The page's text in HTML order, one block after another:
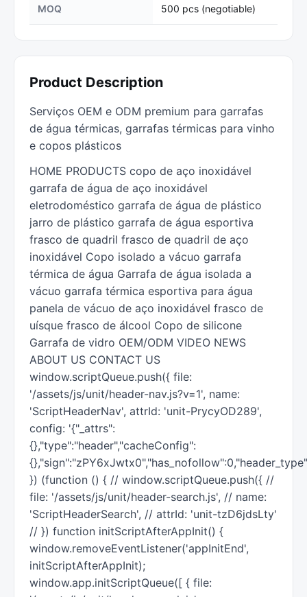
MOQ 500 pcs (negotiable)
Product Description
Serviços OEM e ODM premium para garrafas
de água térmicas, garrafas térmicas para vinho
e copos plásticos
HOME PRODUCTS copo de aço inoxidável
garrafa de água de aço inoxidável
eletrodoméstico garrafa de água de plástico
jarro de plástico garrafa de água esportiva
frasco de quadril frasco de quadril de aço
inoxidável Copo isolado a vácuo garrafa
térmica de água Garrafa de água isolada a
vácuo garrafa térmica esportiva para água
panela de vácuo de aço inoxidável frasco de
uísque frasco de álcool Copo de silicone
Garrafa de vidro OEM/ODM VIDEO NEWS
ABOUT US CONTACT US
window.scriptQueue.push({ file:
'/assets/js/unit/header-nav.js?v=1', name:
'ScriptHeaderNav', attrId: 'unit-PrycyOD289',
config: '{"_attrs":
{},"type":"header","cacheConfig":
}) (function () { // window.scriptQueue.push({ //
file: '/assets/js/unit/header-search.js', // name:
'ScriptHeaderSearch', // attrId: 'unit-tzD6jdsLty'
// }) function initScriptAfterAppInit() {
window.removeEventListener('appInitEnd',
initScriptAfterAppInit);
window.app.initScriptQueue([ { file: